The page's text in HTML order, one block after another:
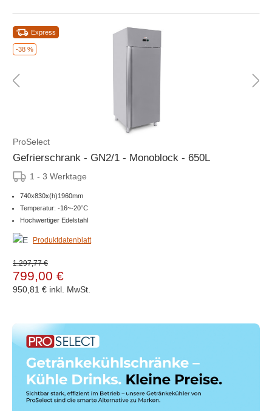
-38 %
Express
ProSelect
Gefrierschrank - GN2/1 - Monoblock - 650L
1 - 3 Werktage
740x830x(h)1960mm
Temperatur: -16~-20°C
Hochwertiger Edelstahl
Produktdatenblatt
1.297,77 €
799,00 €
950,81 € inkl. MwSt.